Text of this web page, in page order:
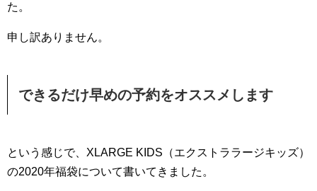
た。
申し訳ありません。
できるだけ早めの予約をオススメします
という感じで、XLARGE KIDS（エクストララージキッズ）
の2020年福袋について書いてきました。